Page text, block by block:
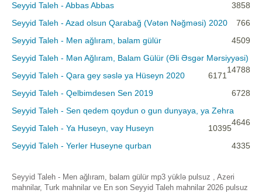
Seyyid Taleh - Abbas Abbas
3858
Seyyid Taleh - Azad olsun Qarabağ (Vətən Nəğməsi) 2020
766
Seyyid Taleh - Men ağlıram, balam gülür
4509
Seyyid Taleh - Mən Ağlıram, Balam Gülür (Əli Əsgər Mərsiyyəsi)
14788
Seyyid Taleh - Qara gey səslə ya Hüseyn 2020
6171
Seyyid Taleh - Qelbimdesen Sen 2019
6728
Seyyid Taleh - Sen qedem qoydun o gun dunyaya, ya Zehra
4646
Seyyid Taleh - Ya Huseyn, vay Huseyn
10395
Seyyid Taleh - Yerler Huseyne qurban
4335
Seyyid Taleh - Men ağlıram, balam gülür mp3 yüklə pulsuz , Azeri
mahnilar, Turk mahnilar ve En son Seyyid Taleh mahnilar 2026 pulsuz